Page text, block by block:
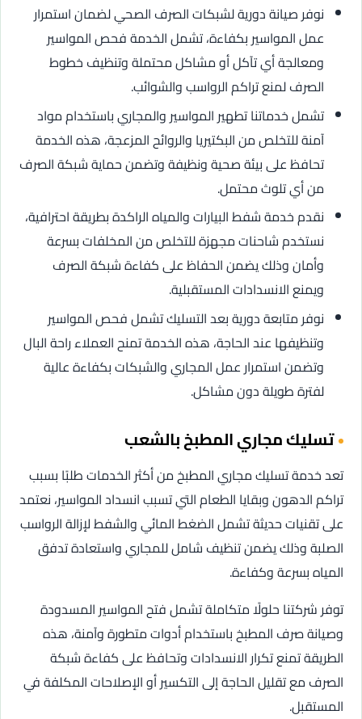
نوفر صيانة دورية لشبكات الصرف الصحي لضمان استمرار
عمل المواسير بكفاءة، تشمل الخدمة فحص المواسير
ومعالجة أي تآكل أو مشاكل محتملة وتنظيف خطوط
الصرف لمنع تراكم الرواسب والشوائب.
تشمل خدماتنا تطهير المواسير والمجاري باستخدام مواد
آمنة للتخلص من البكتيريا والروائح المزعجة، هذه الخدمة
تحافظ على بيئة صحية ونظيفة وتضمن حماية شبكة الصرف
من أي تلوث محتمل.
نقدم خدمة شفط البيارات والمياه الراكدة بطريقة احترافية،
نستخدم شاحنات مجهزة للتخلص من المخلفات بسرعة
وأمان وذلك يضمن الحفاظ على كفاءة شبكة الصرف
ويمنع الانسدادات المستقبلية.
نوفر متابعة دورية بعد التسليك تشمل فحص المواسير
وتنظيفها عند الحاجة، هذه الخدمة تمنح العملاء راحة البال
وتضمن استمرار عمل المجاري والشبكات بكفاءة عالية
لفترة طويلة دون مشاكل.
تسليك مجاري المطبخ بالشعب
تعد خدمة تسليك مجاري المطبخ من أكثر الخدمات طلبًا بسبب
تراكم الدهون وبقايا الطعام التي تسبب انسداد المواسير، نعتمد
على تقنيات حديثة تشمل الضغط المائي والشفط لإزالة الرواسب
الصلبة وذلك يضمن تنظيف شامل للمجاري واستعادة تدفق
المياه بسرعة وكفاءة.
توفر شركتنا حلولًا متكاملة تشمل فتح المواسير المسدودة
وصيانة صرف المطبخ باستخدام أدوات متطورة وآمنة، هذه
الطريقة تمنع تكرار الانسدادات وتحافظ على كفاءة شبكة
الصرف مع تقليل الحاجة إلى التكسير أو الإصلاحات المكلفة في
المستقبل.